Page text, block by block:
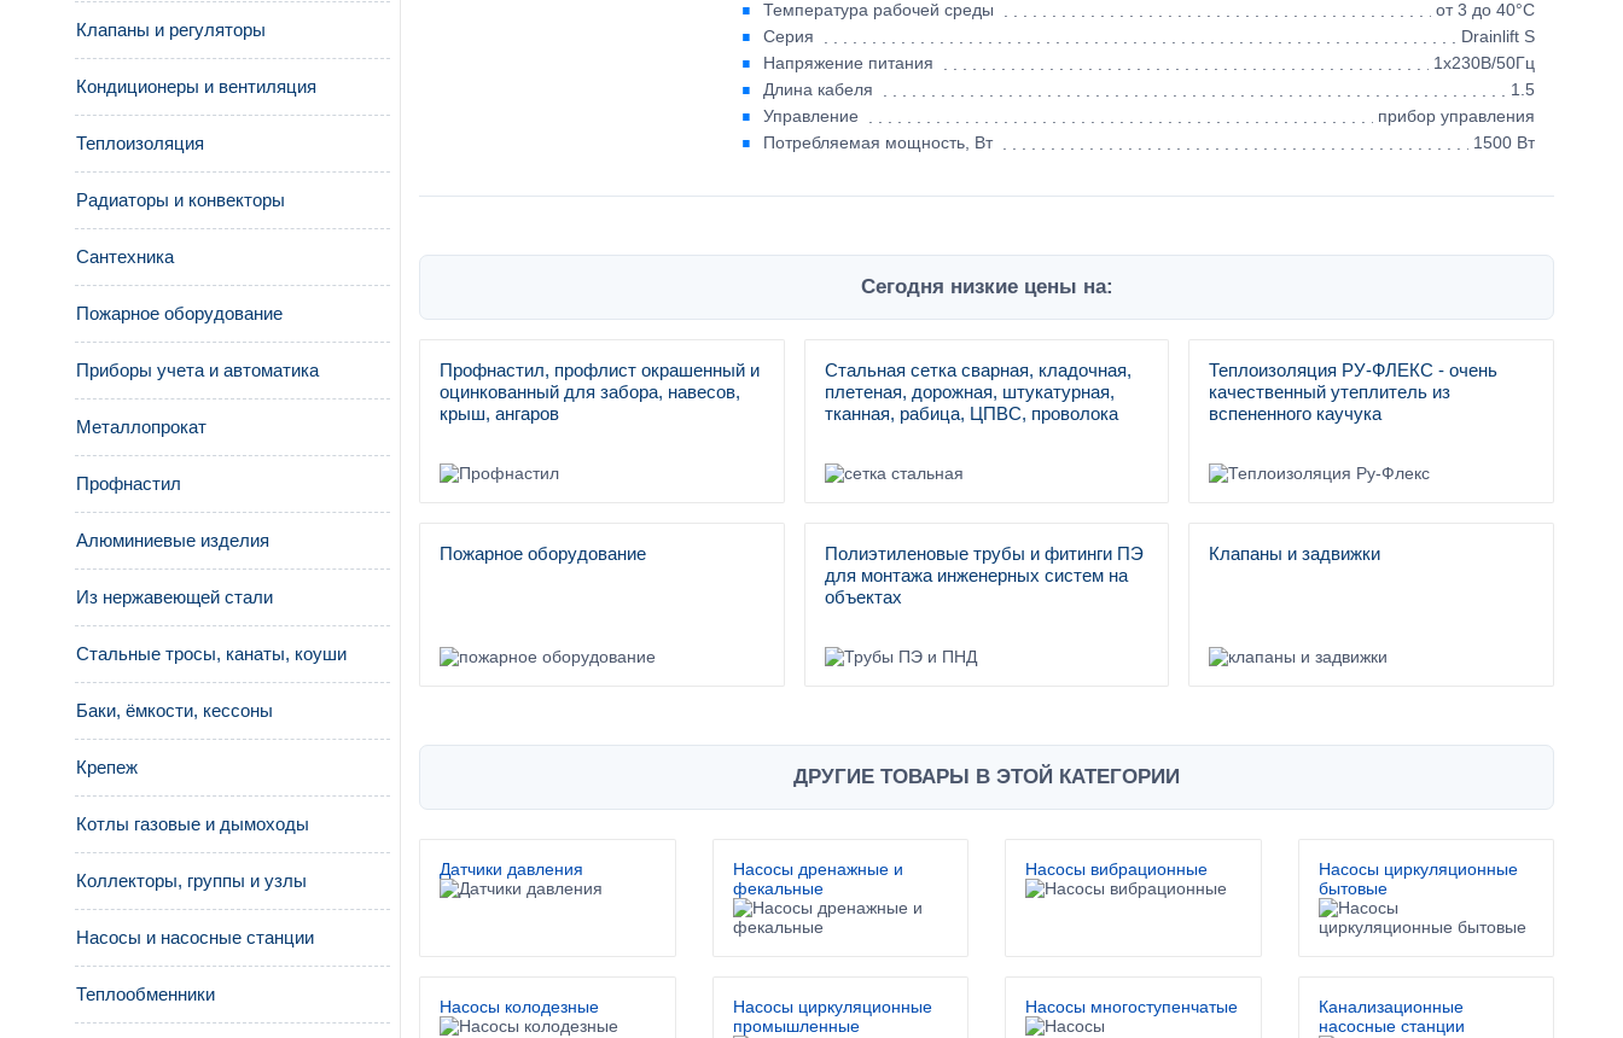
Клапаны и регуляторы
Кондиционеры и вентиляция
Теплоизоляция
Радиаторы и конвекторы
Сантехника
Пожарное оборудование
Приборы учета и автоматика
Металлопрокат
Профнастил
Алюминиевые изделия
Из нержавеющей стали
Стальные тросы, канаты, коуши
Баки, ёмкости, кессоны
Крепеж
Котлы газовые и дымоходы
Коллекторы, группы и узлы
Насосы и насосные станции
Теплообменники
Температура рабочей среды
от 3 до 40°C
Серия
Drainlift S
Напряжение питания
1х230В/50Гц
Длина кабеля
1.5
Управление
прибор управления
Потребляемая мощность, Вт
1500 Вт
Сегодня низкие цены на:
Профнастил, профлист окрашенный и
оцинкованный для забора, навесов,
крыш, ангаров
Стальная сетка сварная, кладочная,
плетеная, дорожная, штукатурная,
тканная, рабица, ЦПВС, проволока
Теплоизоляция РУ-ФЛЕКС - очень
качественный утеплитель из
вспененного каучука
Пожарное оборудование
Полиэтиленовые трубы и фитинги ПЭ
для монтажа инженерных систем на
объектах
Клапаны и задвижки
ДРУГИЕ ТОВАРЫ В ЭТОЙ КАТЕГОРИИ
Датчики давления
Насосы дренажные и
фекальные
Насосы вибрационные
Насосы циркуляционные
бытовые
Насосы колодезные
Насосы циркуляционные
промышленные
Насосы многоступенчатые
Канализационные
насосные станции